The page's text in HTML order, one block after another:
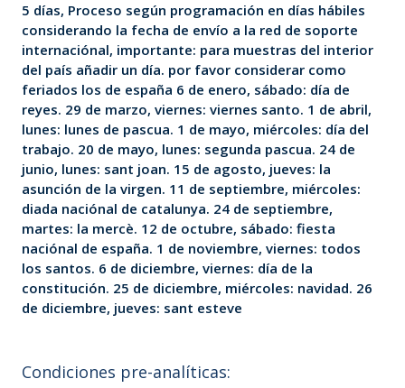
5 días, Proceso según programación en días hábiles
considerando la fecha de envío a la red de soporte
internaciónal, importante: para muestras del interior
del país añadir un día. por favor considerar como
feriados los de españa 6 de enero, sábado: día de
reyes. 29 de marzo, viernes: viernes santo. 1 de abril,
lunes: lunes de pascua. 1 de mayo, miércoles: día del
trabajo. 20 de mayo, lunes: segunda pascua. 24 de
junio, lunes: sant joan. 15 de agosto, jueves: la
asunción de la virgen. 11 de septiembre, miércoles:
diada naciónal de catalunya. 24 de septiembre,
martes: la mercè. 12 de octubre, sábado: fiesta
naciónal de españa. 1 de noviembre, viernes: todos
los santos. 6 de diciembre, viernes: día de la
constitución. 25 de diciembre, miércoles: navidad. 26
de diciembre, jueves: sant esteve
Condiciones pre-analíticas: